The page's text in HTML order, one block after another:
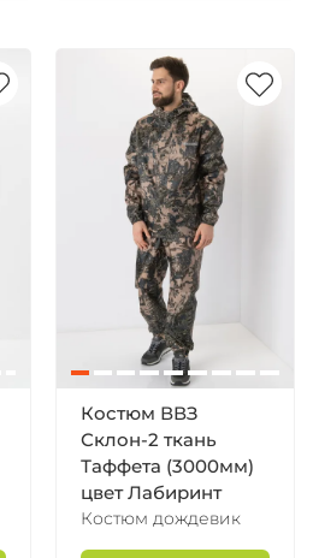
Костюм ВВЗ
Склон-2 ткань
Таффета (3000мм)
цвет Лабиринт
Костюм дождевик